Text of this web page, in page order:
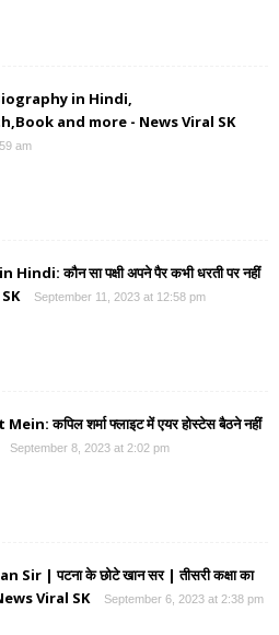
in Hindi,
and more - News Viral SK
am
कौन सा पक्षी अपने पैर कभी धरती पर नहीं
September 11, 2023 at 12:58 pm
कपिल शर्मा फ्लाइट में एयर होस्टेस बैठने नहीं
September 8, 2023 at 2:02 pm
| पटना के छोटे खान सर | तीसरी कक्षा का
News Viral SK
September 6, 2023 at 2:38 pm